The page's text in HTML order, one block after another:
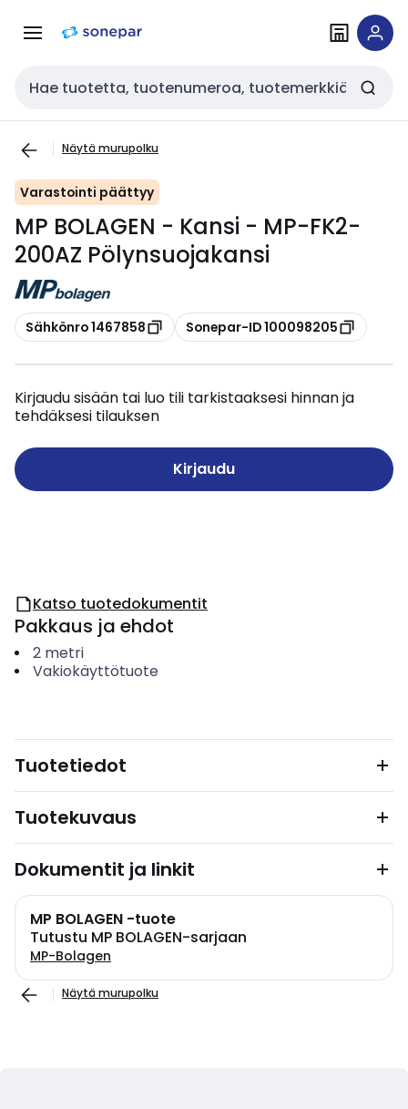
navigointiinsisältöön
Haku
Näytä murupolku
Varastointi päättyy
MP BOLAGEN - Kansi - MP-FK2-
200AZ Pölynsuojakansi
Kopioi
Sähkönro 1467858 Kopioi
Sonepar-ID 100098205
Kirjaudu sisään tai luo tili tarkistaaksesi hinnan ja
tehdäksesi tilauksen
Kirjaudu
Katso tuotedokumentit
Pakkaus ja ehdot
2 metri
Vakiokäyttötuote
Tuotetiedot
Tuotekuvaus
Dokumentit ja linkit
MP BOLAGEN -tuote
Tutustu MP BOLAGEN-sarjaan
MP-Bolagen
Näytä murupolku